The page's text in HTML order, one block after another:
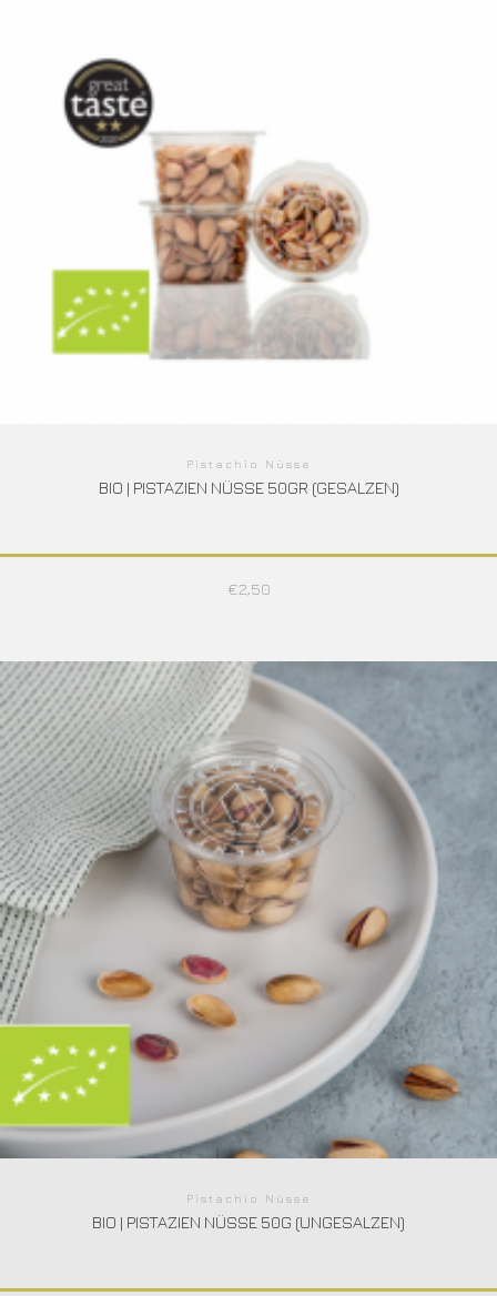
Pistachio Nüsse
BIO | PISTAZIEN NÜSSE 50GR (GESALZEN)
€2,50
Pistachio Nüsse
BIO | PISTAZIEN NÜSSE 50G (UNGESALZEN)